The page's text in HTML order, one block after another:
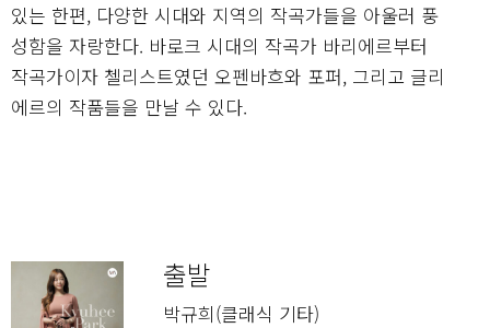
있는 한편, 다양한 시대와 지역의 작곡가들을 아울러 풍
성함을 자랑한다. 바로크 시대의 작곡가 바리에르부터
작곡가이자 첼리스트였던 오펜바흐와 포퍼, 그리고 글리
에르의 작품들을 만날 수 있다.
출발
박규희(클래식 기타)